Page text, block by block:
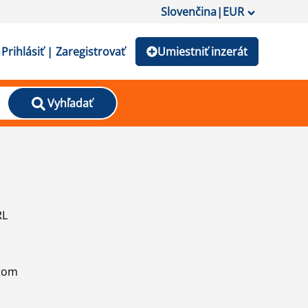
Slovenčina|EUR
Prihlásiť | Zaregistrovať Umiestniť inzerát
Vyhľadať